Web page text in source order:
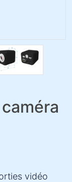
vidéo